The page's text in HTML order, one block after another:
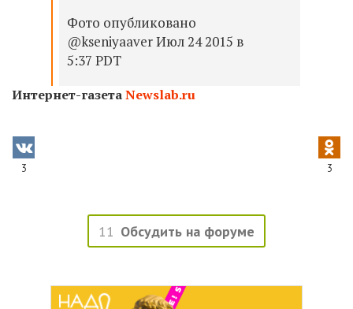
Фото опубликовано
@kseniyaaver Июл 24 2015 в
5:37 PDT
Интернет-газетаNewslab.ru
3 3
11 Обсудить на форуме